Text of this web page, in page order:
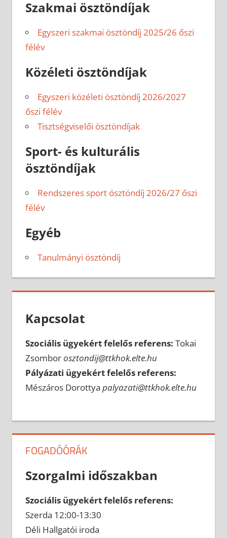
Szakmai ösztöndíjak
Egyszeri szakmai ösztöndíj 2025/26 őszi
félév
Közéleti ösztöndíjak
Egyszeri közéleti ösztöndíj 2026/2027
őszi félév
Tisztségviselői ösztöndíjak
Sport- és kulturális
ösztöndíjak
Rendszeres sport ösztöndíj 2026/27 őszi
félév
Egyéb
Tanulmányi ösztöndíj
Kapcsolat
Szociális ügyekért felelős referens: Tokai
Zsomborosztondij@ttkhok.elte.hu
Pályázati ügyekért felelős referens:
Mészáros Dorottya palyazati@ttkhok.elte.hu
FOGADÓÓRÁK
Szorgalmi időszakban
Szociális ügyekért felelős referens:
Szerda 12:00-13:30
Déli Hallgatói iroda